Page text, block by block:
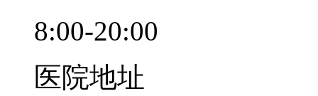
8:00-20:00
医院地址